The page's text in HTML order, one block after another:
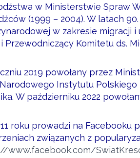
w Ministerstwie Spraw
(1999 – 2004). W latach
w zakresie migracji
Przewodniczący Komitetu ds.
2019 powołany przez
Instytutu
W październiku 2022
roku prowadzi na Facebooku
związanych z
www.facebook.com/